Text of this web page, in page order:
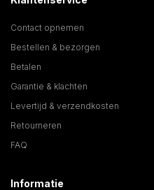
Contact opnemen
Bestellen & bezorgen
Betalen
Garantie & klachten
Levertijd & verzendkosten
Retourneren
FAQ
Informatie